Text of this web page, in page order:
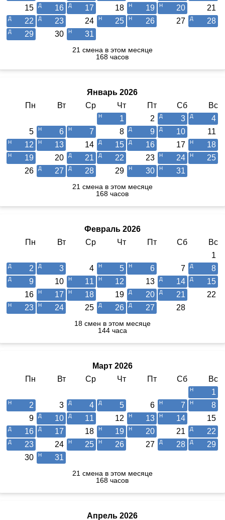
15
16 17 18 19 20
21
22
23 24 25 26 27
28
29
30 31
21 смена в этом месяце
168 часов
Январь 2026
Пн
Вт Ср Чт Пт Сб
Вс
1
2 3
4
5
6 7 8 9 10
11
12
13 14 15 16 17
18
19
20 21 22 23 24
25
26
27 28 29 30 31
21 смена в этом месяце
168 часов
Февраль 2026
Пн
Вт Ср Чт Пт Сб
Вс
1
2
3 4 5 6 7
8
9
10 11 12 13 14
15
16
17 18 19 20 21
22
23
24 25 26 27 28
18 смен в этом месяце
144 часа
Март 2026
Пн
Вт Ср Чт Пт Сб
Вс
1
2
3 4 5 6 7
8
9
10 11 12 13 14
15
16
17 18 19 20 21
22
23
24 25 26 27 28
29
30
31
21 смена в этом месяце
168 часов
Апрель 2026